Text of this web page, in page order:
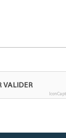
VALIDER